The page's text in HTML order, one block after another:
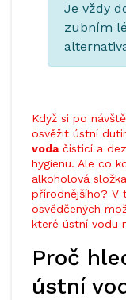
Je vždy
zubním
Když si po
osvěžit ústní
voda čisticí a
hygienu. Ale co
alkoholová
přírodnějšího? V
osvědčených
které ústní vodu
Proč
ústní